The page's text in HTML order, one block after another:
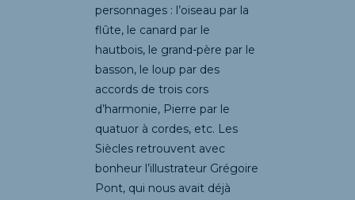
personnages : l’oiseau par la
flûte, le canard par le
hautbois, le grand-père par le
basson, le loup par des
accords de trois cors
d’harmonie, Pierre par le
quatuor à cordes, etc. Les
Siècles retrouvent avec
bonheur l’illustrateur Grégoire
Pont, qui nous avait déjà